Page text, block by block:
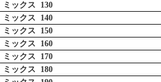
ミックス 130
ミックス 140
ミックス 150
ミックス 160
ミックス 170
ミックス 180